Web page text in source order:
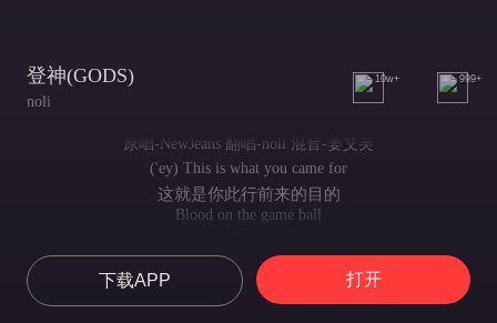
登神(GODS)
noli
10w+ 999+
原唱-NewJeans 翻唱-noli 混音-姜艾芙
('ey) This is what you came for
这就是你此行前来的目的
Blood on the game ball
Everybody dropping like rainfall
众生如雨点般自苍穹坠落
('uh') This is your moment
下载APP 打开